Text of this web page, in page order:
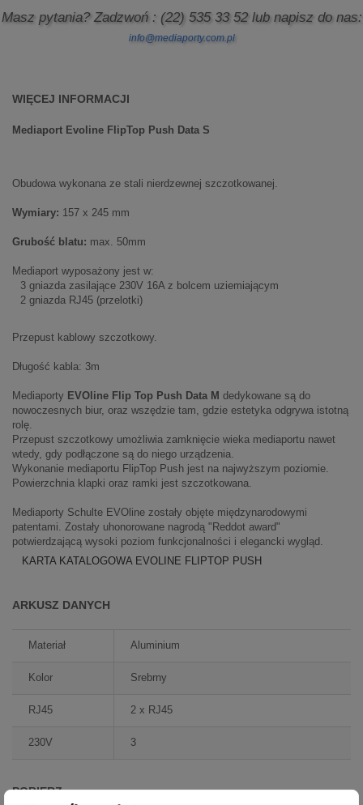
Masz pytania? Zadzwoń : (22) 535 33 52lub napisz do nas:
info@mediaporty.com.pl
WIĘCEJ INFORMACJI
Mediaport Evoline FlipTop Push Data S
Obudowa wykonana ze stali nierdzewnej szczotkowanej.
Wymiary: 157 x 245 mm
Grubość blatu: max. 50mm
Mediaport wyposażony jest w:
3 gniazda zasilające 230V 16A z bolcem uziemiającym
2 gniazda RJ45 (przelotki)
Przepust kablowy szczotkowy.
Długość kabla: 3m
Mediaporty EVOline Flip Top Push Data M dedykowane są do
nowoczesnych biur, oraz wszędzie tam, gdzie estetyka odgrywa istotną
rolę.
Przepust szczotkowy umożliwia zamknięcie wieka mediaportu nawet
wtedy, gdy podłączone są do niego urządzenia.
Wykonanie mediaportu FlipTop Push jest na najwyższym poziomie.
Powierzchnia klapki oraz ramki jest szczotkowana.
Mediaporty Schulte EVOline zostały objęte międzynarodowymi
patentami. Zostały uhonorowane nagrodą "Reddot award"
potwierdzającą wysoki poziom funkcjonalności i elegancki wygląd.
KARTA KATALOGOWA EVOLINE FLIPTOP PUSH
ARKUSZ DANYCH
Materiał Aluminium
Kolor Srebrny
RJ45 2 x RJ45
230V 3
POBIERZ